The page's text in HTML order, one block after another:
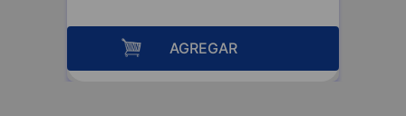
AGREGAR